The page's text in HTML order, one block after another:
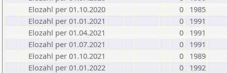
Elozahl per 01.10.2020
0
1985
Elozahl per 01.01.2021
0
1991
Elozahl per 01.04.2021
0
1991
Elozahl per 01.07.2021
0
1991
Elozahl per 01.10.2021
0
1989
Elozahl per 01.01.2022
0
1992